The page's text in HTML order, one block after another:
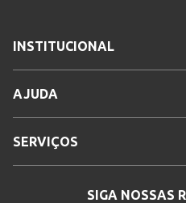
INSTITUCIONAL
AJUDA
SERVIÇOS
SIGA NOSSAS